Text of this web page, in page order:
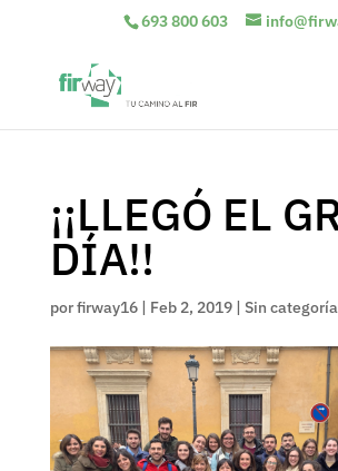
693 800 603
¡¡LLEGÓ EL
DÍA!!
porfirway16| Feb 2, 2019| Sin categoría